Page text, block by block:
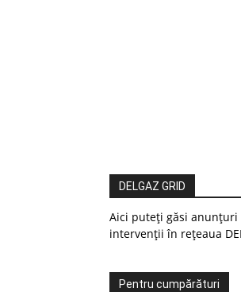
DELGAZ GRID
Aici puteți găsi
intervenții în rețeaua
Pentru cumpărături